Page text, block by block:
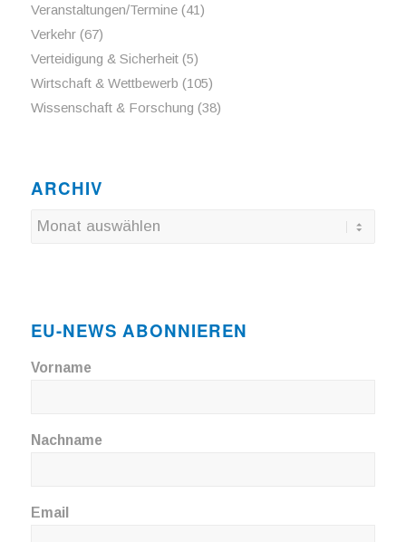
Veranstaltungen/Termine(41)
Verkehr(67)
Verteidigung & Sicherheit(5)
Wirtschaft & Wettbewerb (105)
Wissenschaft & Forschung (38)
ARCHIV
EU-NEWS ABONNIEREN
Vorname
Nachname
Email